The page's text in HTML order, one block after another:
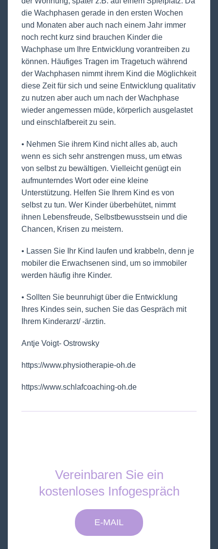
die Wachphasen gerade in den ersten Wochen
und Monaten aber auch nach einem Jahr immer
noch recht kurz sind brauchen Kinder die
Wachphase um Ihre Entwicklung vorantreiben zu
können. Häufiges Tragen im Tragetuch während
der Wachphasen nimmt ihrem Kind die Möglichkeit
diese Zeit für sich und seine Entwicklung qualitativ
zu nutzen aber auch um nach der Wachphase
wieder angemessen müde, körperlich ausgelastet
und einschlafbereit zu sein.
• Nehmen Sie ihrem Kind nicht alles ab, auch
wenn es sich sehr anstrengen muss, um etwas
von selbst zu bewältigen. Vielleicht genügt ein
aufmunterndes Wort oder eine kleine
Unterstützung. Helfen Sie Ihrem Kind es von
selbst zu tun. Wer Kinder überbehütet, nimmt
ihnen Lebensfreude, Selbstbewusstsein und die
Chancen, Krisen zu meistern.
• Lassen Sie Ihr Kind laufen und krabbeln, denn je
mobiler die Erwachsenen sind, um so immobiler
werden häufig ihre Kinder.
• Sollten Sie beunruhigt über die Entwicklung
Ihres Kindes sein, suchen Sie das Gespräch mit
Ihrem Kinderarzt/ -ärztin.
Antje Voigt- Ostrowsky
https://www.physiotherapie-oh.de
https://www.schlafcoaching-oh.de
Vereinbaren Sie ein
kostenloses Infogespräch
E-MAIL